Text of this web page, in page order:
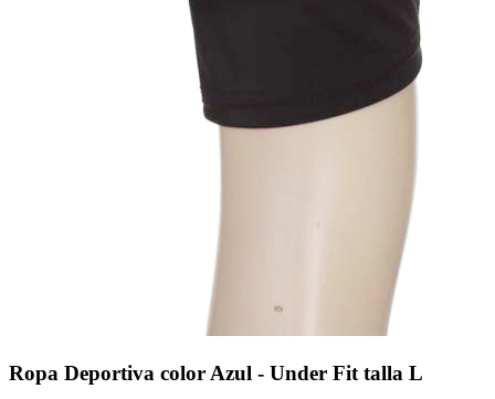
Ropa Deportiva color Azul - Under Fit talla L